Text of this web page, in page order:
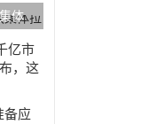
体
亿市
，这
备应